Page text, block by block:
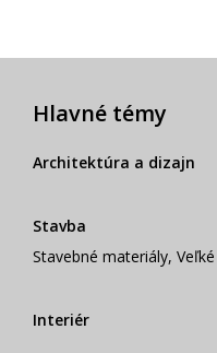
Hlavné témy
Architektúra a dizajn
Stavba
Stavebné materiály,
Interiér